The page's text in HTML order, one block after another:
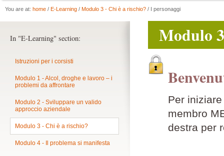
You are at: home / E-Learning / Modulo 3 - Chi è a rischio? / I personaggi
Modulo
Per
membro
destra per
In "E-Learning" section:
Istruzioni per i corsisti
Modulo 1 - Alcol, droghe e lavoro – i
problemi da affrontare
Modulo 2 - Sviluppare un valido
approccio aziendale
Modulo 3 - Chi è a rischio?
Modulo 4 - Il problema si manifesta